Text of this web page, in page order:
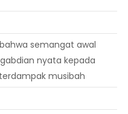
semangat awal
nyata kepada
musibah